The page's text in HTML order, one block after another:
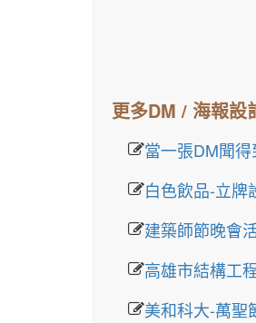
更多DM / 海報設
當一張DM聞
白色飲品-立牌
建築師節晚會
高雄市結構工
美和科大-萬聖